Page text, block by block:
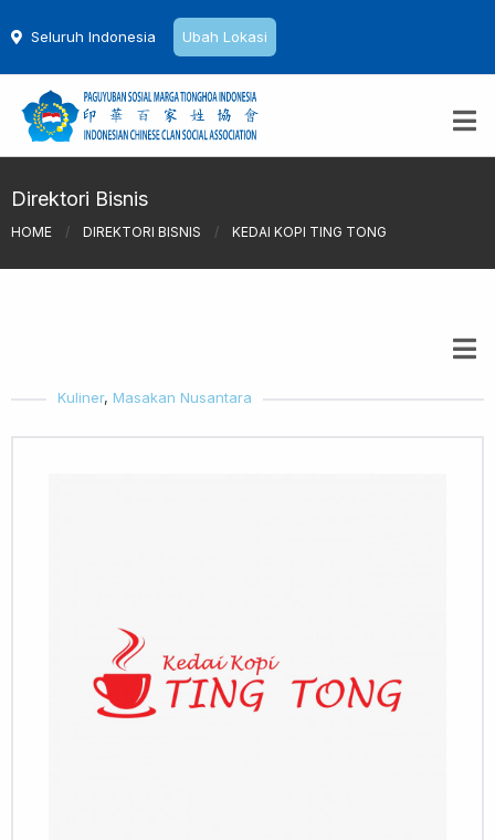
Seluruh Indonesia Ubah Lokasi
Direktori Bisnis
HOME / DIREKTORI BISNIS / KEDAI KOPI TING TONG
Kuliner, Masakan Nusantara